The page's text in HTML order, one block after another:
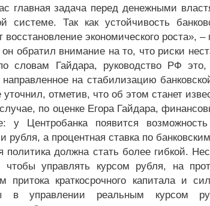
главная задача перед денежными
системе. Так как устойчивость
восстановление экономического роста»,
обратил внимание на то, что риски
словам Гайдара, руководство РФ
на стабилизацию
уточнил, отметив, что об этом станет
по оценке Егора Гайдара,
у Центробанка появится
рубля, а процентная ставка по
политика должна стать более гибкой.
чтобы управлять курсом рубля, на
притока краткосрочного капитала и
в управлении реальным курсом